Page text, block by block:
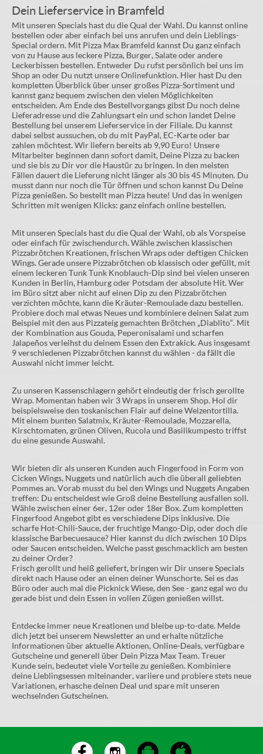
Dein Lieferservice in Bramfeld
Mit unseren Specials hast du die Qual der Wahl. Du kannst online
bestellen oder aber einfach bei uns anrufen und dein Lieblings-
Special ordern. Mit Pizza Max Bramfeld kannst Du ganz einfach
von zu Hause aus leckere Pizza, Burger, Salate oder andere
Leckerbissen bestellen. Entweder Du rufst persönlich bei uns im
Shop an oder Du nutzt unsere Onlinefunktion. Hier hast Du den
kompletten Überblick über unser großes Pizza-Sortiment und
kannst ganz bequem zwischen den vielen Möglichkeiten
entscheiden. Am Ende des Bestellvorgangs gibst Du noch deine
Lieferadresse und die Zahlungsart ein und schon landet Deine
Bestellung bei unserem Lieferservice in der Filiale. Du kannst
dabei selbst aussuchen, ob du mit PayPal, EC-Karte oder bar
zahlen möchtest. Wir liefern bereits ab 9,90 Euro! Unsere
Mitarbeiter beginnen dann sofort damit, Deine Pizza zu backen
und sie bis zu Dir vor die Haustür zu bringen. In den meisten
Fällen dauert die Lieferung nicht länger als 30 bis 45 Minuten. Du
musst dann nur noch die Tür öffnen und schon kannst Du Deine
Pizza genießen. So bestellt man Pizza heute! Und das in wenigen
Schritten mit wenigen Klicks: ganz einfach online bestellen.
Mit unseren Specials hast du die Qual der Wahl, ob als Vorspeise
oder einfach für zwischendurch. Wähle zwischen klassischen
Pizzabrötchen Kreationen, frischen Wraps oder deftigen Chicken
Wings. Gerade unsere Pizzabrötchen ob klassisch oder gefüllt, mit
einem leckeren Tunk Tunk Knoblauch-Dip sind bei vielen unseren
Kunden in Berlin, Hamburg oder Potsdam der absolute Hit. Wer
im Büro sitzt aber nicht auf einen Dip zu den Pizzabrötchen
verzichten möchte, kann die Kräuter-Remoulade dazu bestellen.
Probiere doch mal etwas Neues und kombiniere deinen Salat zum
Beispiel mit den aus Pizzateig gemachten Brötchen „Diablito“. Mit
der Kombination aus Gouda, Peperonisalami und scharfen
Jalapeños verleihst du deinem Essen den Extrakick. Aus insgesamt
9 verschiedenen Pizzabrötchen kannst du wählen - da fällt die
Auswahl nicht immer leicht.
Zu unseren Kassenschlagern gehört eindeutig der frisch gerollte
Wrap. Momentan haben wir 3 Wraps in unserem Shop. Hol dir
beispielsweise den toskanischen Flair auf deine Weizentortilla.
Mit einem bunten Salatmix, Kräuter-Remoulade, Mozzarella,
Kirschtomaten, grünen Oliven, Rucola und Basilikumpesto triffst
du eine gesunde Auswahl.
Wir bieten dir als unseren Kunden auch Fingerfood in Form von
Cicken Wings, Nuggets und natürlich auch die überall geliebten
Pommes an. Vorab musst du bei den Wings und Nuggets Angaben
treffen: Du entscheidest wie Groß deine Bestellung ausfallen soll.
Wähle zwischen einer 6er, 12er oder 18er Box. Zum kompletten
Fingerfood Angebot gibt es verschiedene Dips inklusive. Die
scharfe Hot-Chili-Sauce, der fruchtige Mango-Dip, oder doch die
klassische Barbecuesauce? Hier kannst du dich zwischen 10 Dips
oder Saucen entscheiden. Welche passt geschmacklich am besten
zu deiner Order?
Frisch gerollt und heiß geliefert, bringen wir Dir unsere Specials
direkt nach Hause oder an einen deiner Wunschorte. Sei es das
Büro oder auch mal die Picknick Wiese, den See - ganz egal wo du
gerade bist und dein Essen in vollen Zügen genießen willst.
Entdecke immer neue Kreationen und bleibe up-to-date. Melde
dich jetzt bei unserem Newsletter an und erhalte nützliche
Informationen über aktuelle Aktionen, Online-Deals, verfügbare
Gutscheine und generell über Dein Pizza Max Team. Treuer
Kunde sein, bedeutet viele Vorteile zu genießen. Kombiniere
deine Lieblingsessen miteinander, variiere und probiere stets neue
Variationen, erhasche deinen Deal und spare mit unseren
wechselnden Gutscheinen.